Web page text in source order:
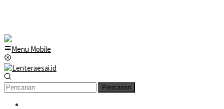
Menu Mobile
Pencarian